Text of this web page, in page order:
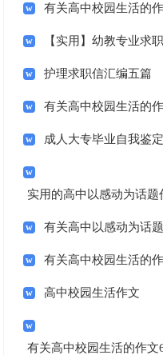
有关高中校园生活的
【实用】幼教专业求
护理求职信汇编五篇
有关高中校园生活的
成人大专毕业自我鉴
实用的高中以感动为话题
有关高中以感动为话
有关高中校园生活的
高中校园生活作文
有关高中校园生活的作文